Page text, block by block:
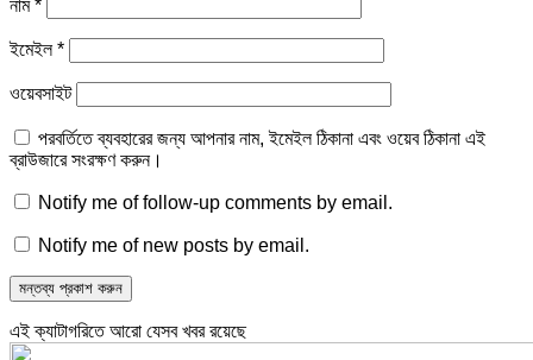
নাম*
ইমেইল*
ওয়েবসাইট
পরবর্তিতে ব্যবহারের জন্য আপনার নাম, ইমেইল ঠিকানা এবং ওয়েব ঠিকানা এই
ব্রাউজারে সংরক্ষণ করুন।
Notify me of follow-up comments by email.
Notify me of new posts by email.
এই ক্যাটাগরিতে আরো যেসব খবর রয়েছে